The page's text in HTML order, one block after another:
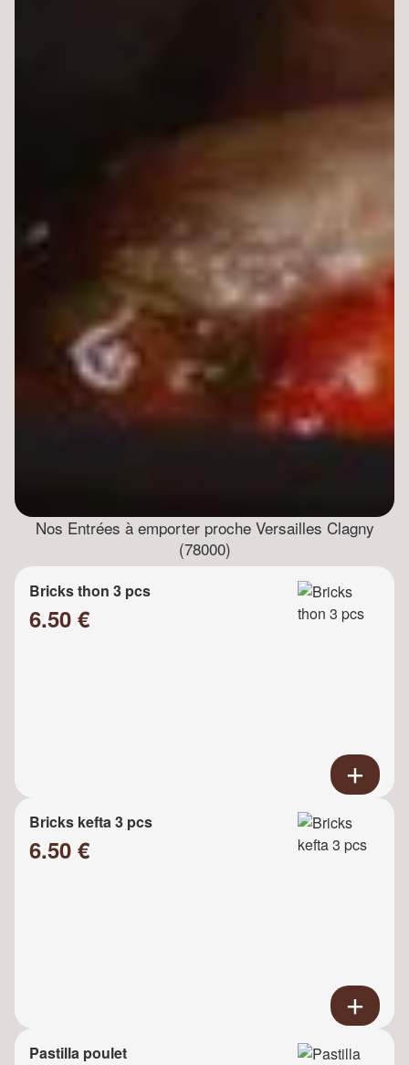
Nos Entrées à emporter proche Versailles Clagny
(78000)
Bricks thon 3 pcs
6.50 €
Bricks kefta 3 pcs
6.50 €
Pastilla poulet